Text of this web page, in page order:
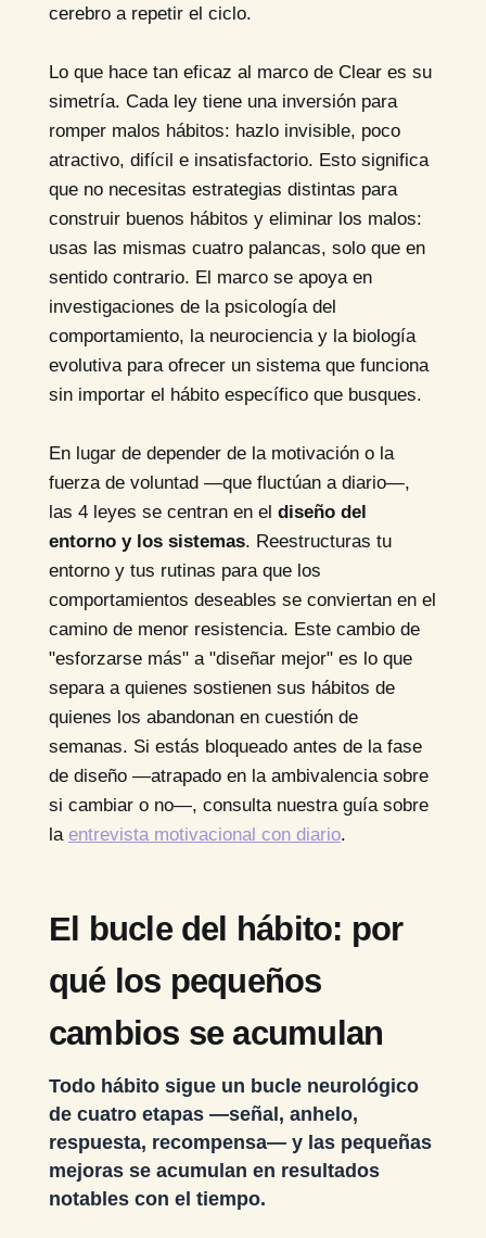
cerebro a repetir el ciclo.
Lo que hace tan eficaz al marco de Clear es su
simetría. Cada ley tiene una inversión para
romper malos hábitos: hazlo invisible, poco
atractivo, difícil e insatisfactorio. Esto significa
que no necesitas estrategias distintas para
construir buenos hábitos y eliminar los malos:
usas las mismas cuatro palancas, solo que en
sentido contrario. El marco se apoya en
investigaciones de la psicología del
comportamiento, la neurociencia y la biología
evolutiva para ofrecer un sistema que funciona
sin importar el hábito específico que busques.
En lugar de depender de la motivación o la
fuerza de voluntad —que fluctúan a diario—,
las 4 leyes se centran en el diseño del
entorno y los sistemas. Reestructuras tu
entorno y tus rutinas para que los
comportamientos deseables se conviertan en el
camino de menor resistencia. Este cambio de
"esforzarse más" a "diseñar mejor" es lo que
separa a quienes sostienen sus hábitos de
quienes los abandonan en cuestión de
semanas. Si estás bloqueado antes de la fase
de diseño —atrapado en la ambivalencia sobre
si cambiar o no—, consulta nuestra guía sobre
la entrevista motivacional con diario.
El bucle del hábito: por
qué los pequeños
cambios se acumulan
Todo hábito sigue un bucle neurológico
de cuatro etapas —señal, anhelo,
respuesta, recompensa— y las pequeñas
mejoras se acumulan en resultados
notables con el tiempo.